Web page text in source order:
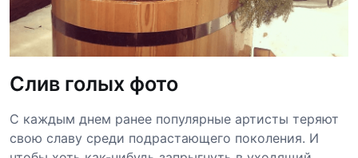
Слив голых фото
С каждым днем ранее популярные артисты теряют
свою славу среди подрастающего поколения. И